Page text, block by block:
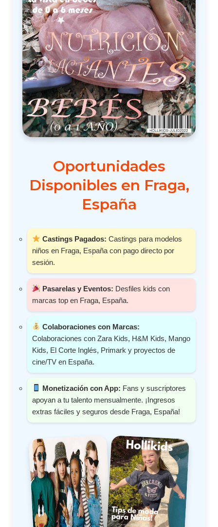
Oportunidades
Disponibles en Fraga,
España
Castings Pagados: Castings para modelos
niños en Fraga, España con pago directo por
sesión.
Pasarelas y Eventos: Desfiles kids con
marcas top en Fraga, España.
Colaboraciones con Marcas:
Colaboraciones con Zara Kids, H&M Kids, Mango
Kids, El Corte Inglés, Primark y proyectos de
cine/TV en España.
Monetización con App: Fans y suscriptores
apoyan a tu talento mensualmente. ¡Ingresos
extras fáciles y seguros desde Fraga, España!